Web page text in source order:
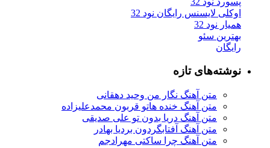
اوکلی لایسنس رایگان نود 32
همیار نود 32
بهترین سئو
رایگان
نوشته‌های تازه
متن آهنگ نگار من وحید دهقانی
متن آهنگ خنده هاتو قربون محمدعلیزاده
متن آهنگ دریا بدون تو علی صدیقی
متن آهنگ آفتابگردون بردیا بهادر
متن آهنگ چرا ساکتی مهرادجم